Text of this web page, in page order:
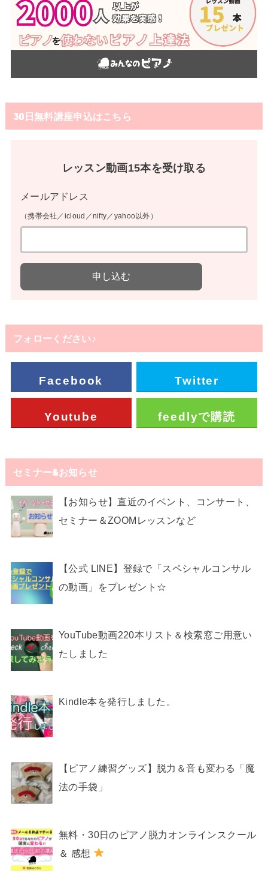
30日無料講座申込はこちら
レッスン動画15本を受け取る
メールアドレス
（携帯会社／icloud／nifty／yahoo以外）
フォローください♪
Facebook Twitter
Youtube feedlyで購読
セミナー&お知らせ
【お知らせ】直近のイベント、コンサート、
セミナー＆ZOOMレッスンなど
【公式 LINE】登録で「スペシャルコンサル
の動画」をプレゼント☆
YouTube動画220本リスト＆検索窓ご用意い
たしました
Kindle本を発行しました。
【ピアノ練習グッズ】脱力＆音も変わる「魔
法の手袋」
無料・30日のピアノ脱力オンラインスクール
＆ 感想